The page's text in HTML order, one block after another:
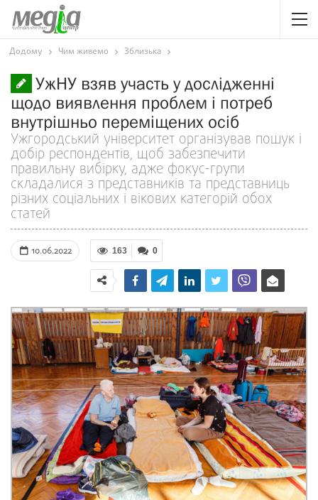
Додому Чим живемо Зблизька
УжНУ взяв участь у дослідженні
щодо виявлення проблем і потреб
внутрішньо переміщених осіб
Ужгородський університет організував пошук і
добір респондентів, щоб забезпечити
правильну вибірку, адже фокус-групи
складалися з представників та представниць
різних соціальних і вікових категорій обох
статей
10.06.2022 0
163